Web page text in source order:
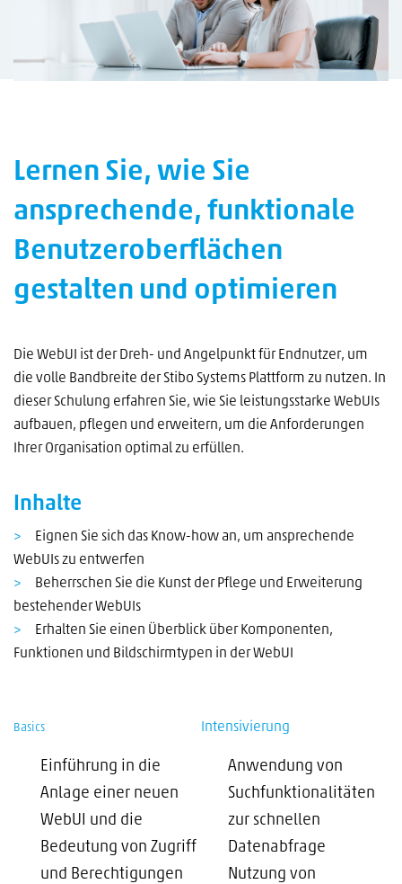
Lernen Sie, wie Sie
ansprechende, funktionale
Benutzeroberflächen
gestalten und optimieren
Die WebUI ist der Dreh- und Angelpunkt für Endnutzer, um
die volle Bandbreite der Stibo Systems Plattform zu nutzen. In
dieser Schulung erfahren Sie, wie Sie leistungsstarke WebUIs
aufbauen, pflegen und erweitern, um die Anforderungen
Ihrer Organisation optimal zu erfüllen.
Inhalte
Eignen Sie sich das Know-how an, um ansprechende
WebUIs zu entwerfen
Beherrschen Sie die Kunst der Pflege und Erweiterung
bestehender WebUIs
Erhalten Sie einen Überblick über Komponenten,
Funktionen und Bildschirmtypen in der WebUI
Basics
Einführung in die
Anlage einer neuen
WebUI und die
Bedeutung von Zugriff
und Berechtigungen
Intensivierung
Anwendung von
Suchfunktionalitäten
zur schnellen
Datenabfrage
Nutzung von